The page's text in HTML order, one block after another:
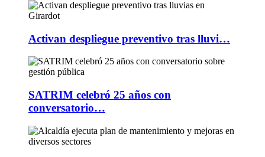
Activan despliegue preventivo tras lluvi…
SATRIM celebró 25 años con
conversatorio…